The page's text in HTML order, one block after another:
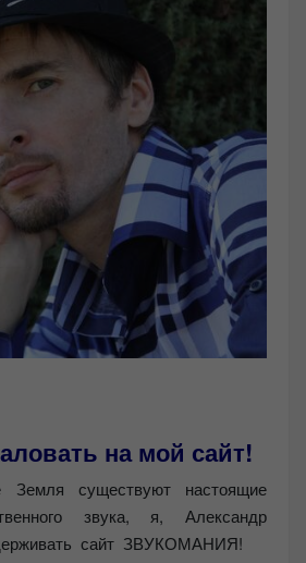
на мой сайт!
Земля существуют настоящие
звука, я, Александр
сайт ЗВУКОМАНИЯ!